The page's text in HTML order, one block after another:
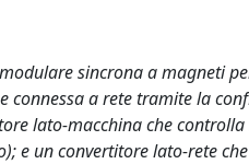
sincrona a magneti
connessa a rete tramite la
lato-macchina che
e un convertitore lato-rete